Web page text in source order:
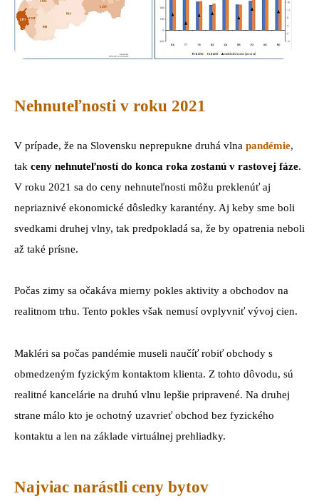
Nehnuteľnosti v roku 2021
V prípade, že na Slovensku neprepukne druhá vlna pandémie,
tak ceny nehnuteľností do konca roka zostanú v rastovej fáze.
V roku 2021 sa do ceny nehnuteľnosti môžu preklenúť aj
nepriaznivé ekonomické dôsledky karantény. Aj keby sme boli
svedkami druhej vlny, tak predpokladá sa, že by opatrenia neboli
až také prísne.
Počas zimy sa očakáva mierny pokles aktivity a obchodov na
realitnom trhu. Tento pokles však nemusí ovplyvniť vývoj cien.
Makléri sa počas pandémie museli naučíť robiť obchody s
obmedzeným fyzickým kontaktom klienta. Z tohto dôvodu, sú
realitné kancelárie na druhú vlnu lepšie pripravené. Na druhej
strane málo kto je ochotný uzavrieť obchod bez fyzického
kontaktu a len na základe virtuálnej prehliadky.
Najviac narástli ceny bytov